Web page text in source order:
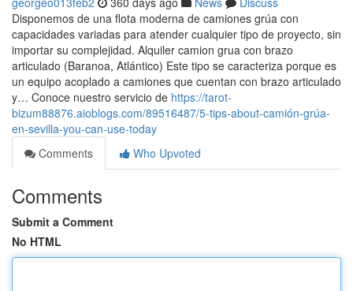
Disponemos de una flota moderna de camiones grúa con
capacidades variadas para atender cualquier tipo de proyecto, sin
importar su complejidad. Alquiler camion grua con brazo
articulado (Baranoa, Atlántico) Este tipo se caracteriza porque es
un equipo acoplado a camiones que cuentan con brazo articulado
y… Conoce nuestro servicio de https://tarot-
bizum88876.aioblogs.com/89516487/5-tips-about-camión-grúa-
en-sevilla-you-can-use-today
Comments
Who Upvoted
Comments
Submit a Comment
No HTML